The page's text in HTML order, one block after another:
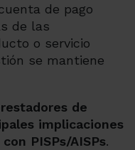
de pago
de las
o servicio
se mantiene
de
implicaciones
PISPs/AISPs.